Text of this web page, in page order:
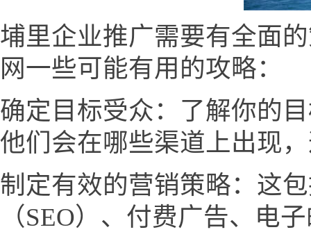
埔里企业推广需要有全面
网一些可能有用的攻略：
确定目标受众：了解你的
他们会在哪些渠道上出现
制定有效的营销策略：这
（SEO）、付费广告、电